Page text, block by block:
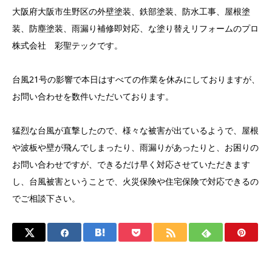
大阪府大阪市生野区の外壁塗装、鉄部塗装、防水工事、屋根塗
装、防塵塗装、雨漏り補修即対応、な塗り替えリフォームのプロ
株式会社 彩聖テックです。
台風21号の影響で本日はすべての作業を休みにしておりますが、
お問い合わせを数件いただいております。
猛烈な台風が直撃したので、様々な被害が出ているようで、屋根
や波板や壁が飛んでしまったり、雨漏りがあったりと、お困りの
お問い合わせですが、できるだけ早く対応させていただきます
し、台風被害ということで、火災保険や住宅保険で対応できるの
でご相談下さい。